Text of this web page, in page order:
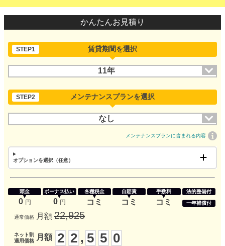
かんたんお見積り
STEP1 賃貸期間を選択
11年
STEP2 メンテナンスプランを選択
なし
メンテナンスプランに含まれる内容
オプションを選択（任意）
頭金
0 円
ボーナス払い
0 円
各種税金
コミ
自賠責
コミ
手数料
コミ
法的整備付
一年補償付
通常価格 月額 22,925
ネット割
適用価格
月額 2 2 , 5 5 0